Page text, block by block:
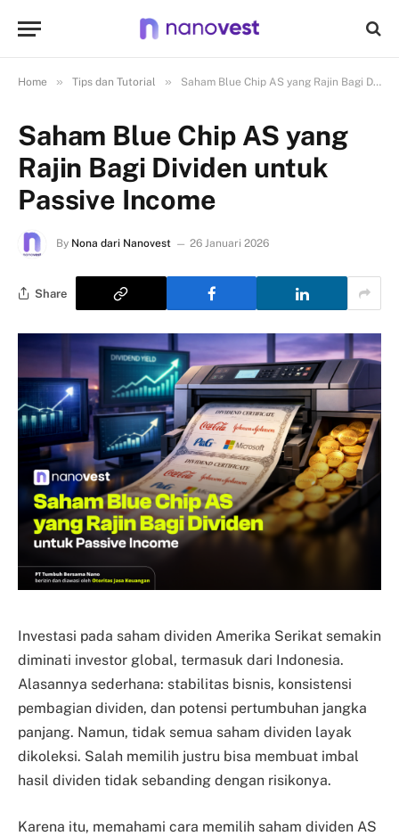
Home » Tips dan Tutorial » Saham Blue Chip AS yang Rajin Bagi Dividen untuk Passive Income
Saham Blue Chip AS yang
Rajin Bagi Dividen untuk
Passive Income
By Nona dari Nanovest 26 Januari 2026
Share
Investasi pada saham dividen Amerika Serikat semakin
diminati investor global, termasuk dari Indonesia.
Alasannya sederhana: stabilitas bisnis, konsistensi
pembagian dividen, dan potensi pertumbuhan jangka
panjang. Namun, tidak semua saham dividen layak
dikoleksi. Salah memilih justru bisa membuat imbal
hasil dividen tidak sebanding dengan risikonya.
Karena itu, memahami cara memilih saham dividen AS